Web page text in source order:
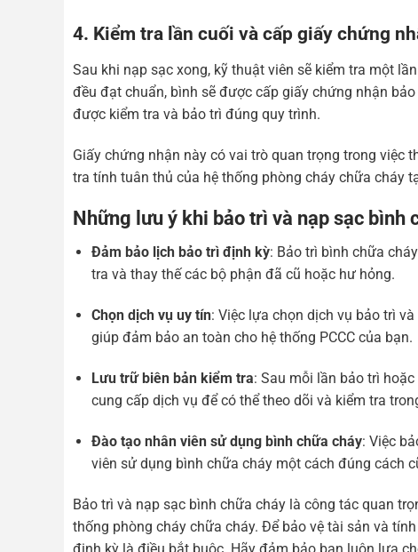
4. Kiểm tra lần cuối và cấp giấy chứng
Sau khi nạp sạc xong, kỹ thuật viên sẽ kiểm tra một
đều đạt chuẩn, bình sẽ được cấp giấy chứng nhận
được kiểm tra và bảo trì đúng quy trình.
Giấy chứng nhận này có vai trò quan trọng trong việc
tra tính tuân thủ của hệ thống phòng cháy chữa cháy
Những lưu ý khi bảo trì và nạp sạc bình
Đảm bảo lịch bảo trì định kỳ: Bảo trì bình chữa
tra và thay thế các bộ phận đã cũ hoặc hư hỏng.
Chọn dịch vụ uy tín: Việc lựa chọn dịch vụ bảo trì
giúp đảm bảo an toàn cho hệ thống PCCC của bạn.
Lưu trữ biên bản kiểm tra: Sau mỗi lần bảo trì
cung cấp dịch vụ để có thể theo dõi và kiểm tra
Đào tạo nhân viên sử dụng bình chữa cháy: Việc
viên sử dụng bình chữa cháy một cách đúng cách
Bảo trì và nạp sạc bình chữa cháy là công tác quan
thống phòng cháy chữa cháy. Để bảo vệ tài sản và
định kỳ là điều bắt buộc. Hãy đảm bảo bạn luôn lựa